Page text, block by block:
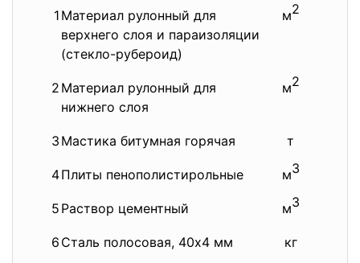
1 Материал рулонный для
верхнего слоя и параизоляции
(стекло-рубероид)
м2
2 Материал рулонный для
нижнего слоя
м2
3 Мастика битумная горячая т
4Плиты пенополистирольные м3
5 Раствор цементный м3
6 Сталь полосовая, 40х4 мм кг